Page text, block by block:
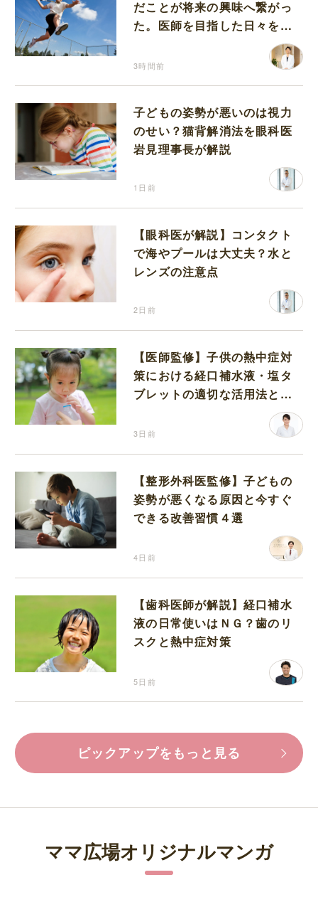
だことが将来の興味へ繋がっ
た。医師を目指した日々を振
3時間前
子どもの姿勢が悪いのは視力
のせい？猫背解消法を眼科医
岩見理事長が解説
1日前
【眼科医が解説】コンタクト
で海やプールは大丈夫？水と
レンズの注意点
2日前
【医師監修】子供の熱中症対
策における経口補水液・塩タ
ブレットの適切な活用法と水
3日前
【整形外科医監修】子どもの
姿勢が悪くなる原因と今すぐ
できる改善習慣４選
4日前
【歯科医師が解説】経口補水
液の日常使いはＮＧ？歯のリ
スクと熱中症対策
5日前
ピックアップをもっと見る
ママ広場オリジナルマンガ